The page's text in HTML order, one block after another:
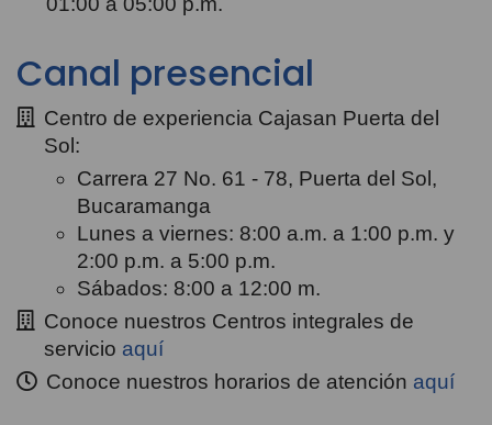
Canal presencial
Centro de experiencia Cajasan Puerta del
Sol:
Carrera 27 No. 61 - 78, Puerta del Sol,
Bucaramanga
Lunes a viernes: 8:00 a.m. a 1:00 p.m. y
2:00 p.m. a 5:00 p.m.
Sábados: 8:00 a 12:00 m.
Conoce nuestros Centros integrales de
servicio aquí
Conoce nuestros horarios de atención aquí